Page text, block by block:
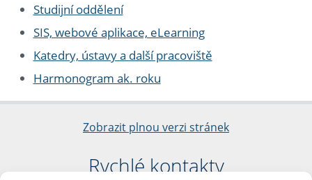
Studijní oddělení
SIS, webové aplikace, eLearning
Katedry, ústavy a další pracoviště
Harmonogram ak. roku
Zobrazit plnou verzi stránek
Rychlé kontakty